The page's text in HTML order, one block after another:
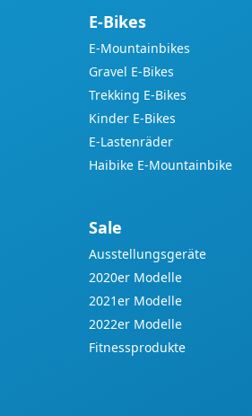
E-Bikes
E-Mountainbikes
Gravel E-Bikes
Trekking E-Bikes
Kinder E-Bikes
E-Lastenräder
Haibike E-Mountainbike
Sale
Ausstellungsgeräte
2020er Modelle
2021er Modelle
2022er Modelle
Fitnessprodukte